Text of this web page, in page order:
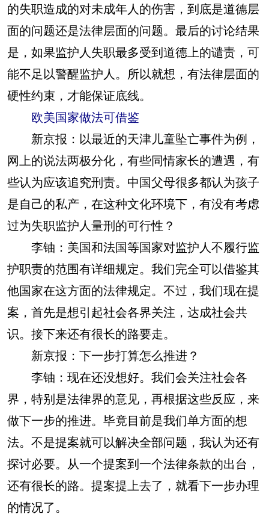
的失职造成的对未成年人的伤害，到底是道德层
面的问题还是法律层面的问题。最后的讨论结果
是，如果监护人失职最多受到道德上的谴责，可
能不足以警醒监护人。所以就想，有法律层面的
硬性约束，才能保证底线。
欧美国家做法可借鉴
新京报：以最近的天津儿童坠亡事件为例，
网上的说法两极分化，有些同情家长的遭遇，有
些认为应该追究刑责。中国父母很多都认为孩子
是自己的私产，在这种文化环境下，有没有考虑
过为失职监护人量刑的可行性？
李铀：美国和法国等国家对监护人不履行监
护职责的范围有详细规定。我们完全可以借鉴其
他国家在这方面的法律规定。不过，我们现在提
案，首先是想引起社会各界关注，达成社会共
识。接下来还有很长的路要走。
新京报：下一步打算怎么推进？
李铀：现在还没想好。我们会关注社会各
界，特别是法律界的意见，再根据这些反应，来
做下一步的推进。毕竟目前是我们单方面的想
法。不是提案就可以解决全部问题，我认为还有
探讨必要。从一个提案到一个法律条款的出台，
还有很长的路。提案提上去了，就看下一步办理
的情况了。